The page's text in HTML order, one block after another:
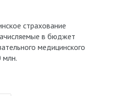
страхование
в бюджет
медицинского
млн.